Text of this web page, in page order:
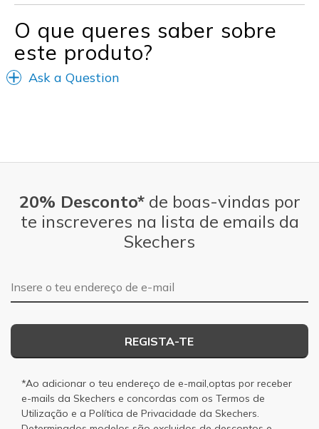
Travel
Width
Feels true to width
O que queres saber sobre
este produto?
Ask a Question
20% Desconto*de boas-vindas por
te inscreveres na lista de emails da
Skechers
Endereço de e-mail
REGISTA-TE
*Ao adicionar o teu endereço de e-mail,optas por receber
e-mails da Skechers e concordas com os Termos de
Utilização e a Política de Privacidade da Skechers.